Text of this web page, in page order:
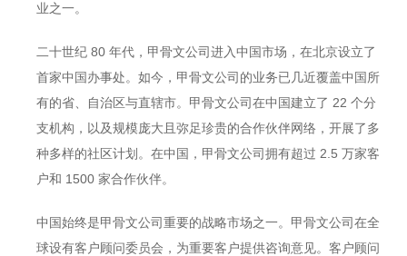
业之一。
二十世纪 80 年代，甲骨文公司进入中国市场，在北京设立了
首家中国办事处。如今，甲骨文公司的业务已几近覆盖中国所
有的省、自治区与直辖市。甲骨文公司在中国建立了 22 个分
支机构，以及规模庞大且弥足珍贵的合作伙伴网络，开展了多
种多样的社区计划。在中国，甲骨文公司拥有超过 2.5 万家客
户和 1500 家合作伙伴。
中国始终是甲骨文公司重要的战略市场之一。甲骨文公司在全
球设有客户顾问委员会，为重要客户提供咨询意见。客户顾问